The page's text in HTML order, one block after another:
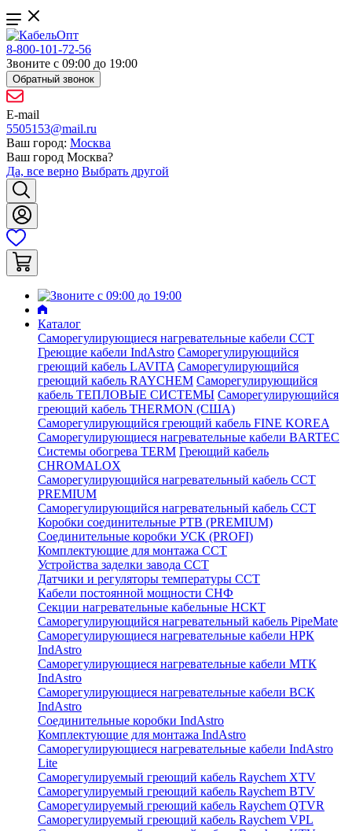
8-800-101-72-56
Звоните с 09:00 до 19:00
Обратный звонок
E-mail
5505153@mail.ru
Ваш город: Москва
Ваш город Москва?
Да, все верно Выбрать другой
Каталог
Саморегулирующиеся нагревательные кабели ССТ
Греющие кабели IndAstro Саморегулирующийся
греющий кабель LAVITA Саморегулирующийся
греющий кабель RAYCHEM Саморегулирующийся
кабель ТЕПЛОВЫЕ СИСТЕМЫ Саморегулирующийся
греющий кабель THERMON (США)
Саморегулирующийся греющий кабель FINE KOREA
Саморегулирующиеся нагревательные кабели BARTEC
Системы обогрева TERM Греющий кабель
CHROMALOX
Саморегулирующийся нагревательный кабель ССТ
PREMIUM
Саморегулирующийся нагревательный кабель ССТ
Коробки соединительные РТВ (PREMIUM)
Соединительные коробки УСК (PROFI)
Комплектующие для монтажа ССТ
Устройства заделки завода ССТ
Датчики и регуляторы температуры ССТ
Кабели постоянной мощности СНФ
Секции нагревательные кабельные НСКТ
Саморегулирующийся нагревательный кабель PipeMate
Саморегулирующиеся нагревательные кабели НРК
IndAstro
Саморегулирующиеся нагревательные кабели МТК
IndAstro
Саморегулирующиеся нагревательные кабели ВСК
IndAstro
Соединительные коробки IndAstro
Комплектующие для монтажа IndAstro
Саморегулирующиеся нагревательные кабели IndAstro
Lite
Саморегулируемый греющий кабель Raychem XTV
Саморегулируемый греющий кабель Raychem BTV
Саморегулируемый греющий кабель Raychem QTVR
Саморегулируемый греющий кабель Raychem VPL